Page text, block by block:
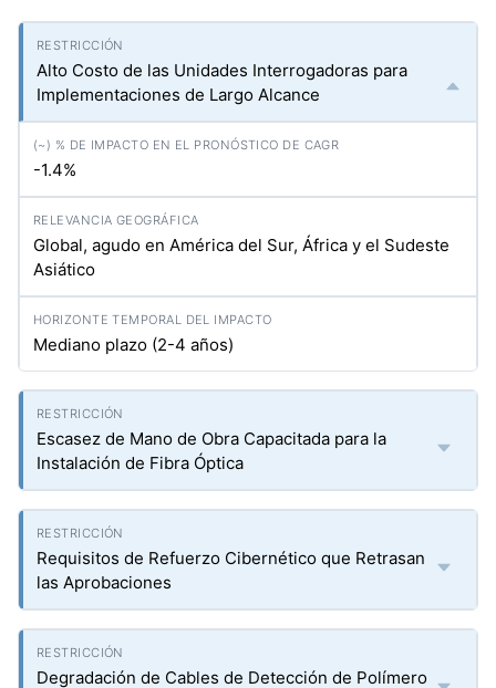
Alto Costo de las Unidades Interrogadoras para
Implementaciones de Largo Alcance
-1.4%
Global, agudo en América del Sur, África y el Sudeste
Asiático
Mediano plazo (2-4 años)
Escasez de Mano de Obra Capacitada para la
Instalación de Fibra Óptica
Requisitos de Refuerzo Cibernético que Retrasan
las Aprobaciones
Degradación de Cables de Detección de Polímero